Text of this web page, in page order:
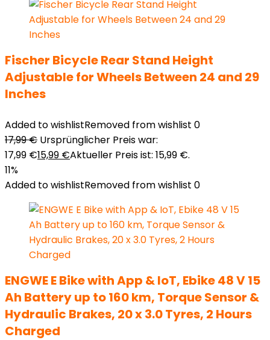
Fischer Bicycle Rear Stand Height
Adjustable for Wheels Between 24 and 29
Inches
Added to wishlistRemoved from wishlist 0
17,99€ Ursprünglicher Preis war:
17,99 €15,99 €Aktueller Preis ist: 15,99 €.
11%
Added to wishlistRemoved from wishlist 0
ENGWE E Bike with App & IoT, Ebike 48 V 15
Ah Battery up to 160 km, Torque Sensor &
Hydraulic Brakes, 20 x 3.0 Tyres, 2 Hours
Charged